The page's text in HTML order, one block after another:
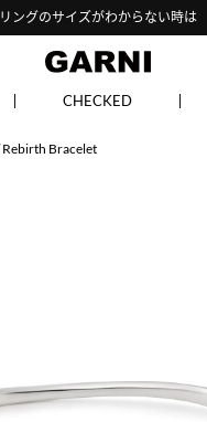
リングのサイズがわからない時は
CHECKED
Rebirth Bracelet